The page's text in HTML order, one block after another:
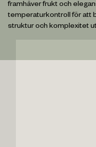
framhäver frukt och
temperaturkontroll för att
struktur och komplexitet